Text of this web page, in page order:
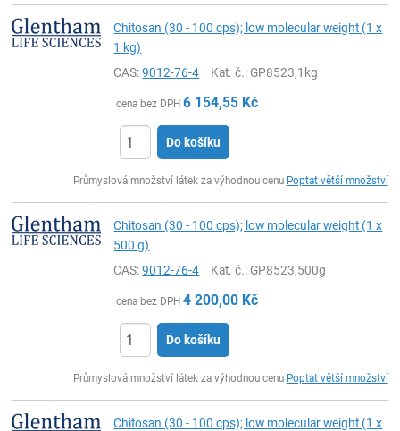
Chitosan (30 - 100 cps); low molecular weight (1 x
1 kg)
CAS:9012-76-4 Kat. č.: GP8523,1kg
cena bez DPH 6 154,55 Kč
Do košíku
Průmyslová množství látek za výhodnou cenu Poptat větší množství
Chitosan (30 - 100 cps); low molecular weight (1 x
500 g)
CAS:9012-76-4 Kat. č.: GP8523,500g
cena bez DPH 4 200,00 Kč
Do košíku
Průmyslová množství látek za výhodnou cenu Poptat větší množství
Chitosan (30 - 100 cps); low molecular weight (1 x